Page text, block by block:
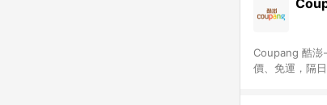
Coupang 酷澎
價、免運，隔